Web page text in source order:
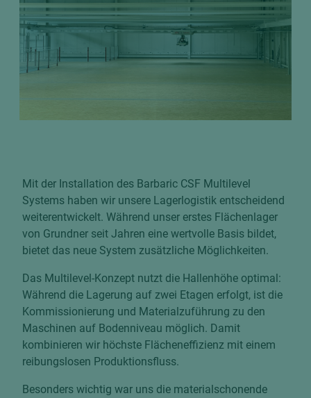
Mit der Installation des Barbaric CSF Multilevel
Systems haben wir unsere Lagerlogistik entscheidend
weiterentwickelt. Während unser erstes Flächenlager
von Grundner seit Jahren eine wertvolle Basis bildet,
bietet das neue System zusätzliche Möglichkeiten.
Das Multilevel-Konzept nutzt die Hallenhöhe optimal:
Während die Lagerung auf zwei Etagen erfolgt, ist die
Kommissionierung und Materialzuführung zu den
Maschinen auf Bodenniveau möglich. Damit
kombinieren wir höchste Flächeneffizienz mit einem
reibungslosen Produktionsfluss.
Besonders wichtig war uns die materialschonende